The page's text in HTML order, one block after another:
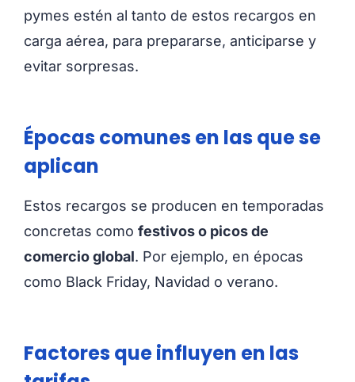
pymes estén al tanto de estos recargos en
carga aérea, para prepararse, anticiparse y
evitar sorpresas.
Épocas comunes en las que se
aplican
Estos recargos se producen en temporadas
concretas como festivos o picos de
comercio global. Por ejemplo, en épocas
como Black Friday, Navidad o verano.
Factores que influyen en las